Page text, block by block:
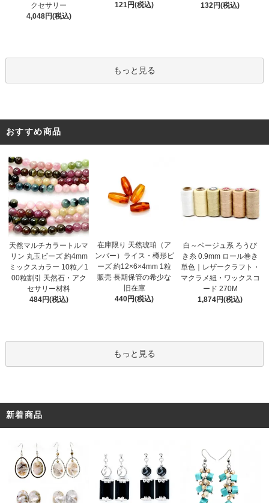
クセサリー
4,048円(税込)
121円(税込)
132円(税込)
もっと見る
おすすめ商品
天然マルチカラートルマ
リン 丸玉ビーズ 約4mm
ミックスカラー 10粒／1
00粒割引 天然石・アク
セサリー材料
484円(税込)
在庫限り 天然琥珀（ア
ンバー）ライス・樽形ビ
ーズ 約12×6×4mm 1粒
販売 長期保管の希少な
旧在庫
440円(税込)
白～ベージュ系 ろうび
き糸 0.9mm ロール巻き
単色｜レザークラフト・
マクラメ紐・ワックスコ
ード 270M
1,874円(税込)
もっと見る
新着商品